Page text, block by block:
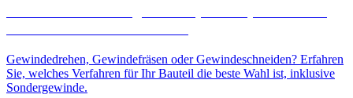
Gewindedrehen, Gewindefräsen oder Gewindeschneiden? Erfahren
Sie, welches Verfahren für Ihr Bauteil die beste Wahl ist, inklusive
Sondergewinde.